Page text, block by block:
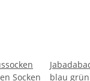
Socken
blau